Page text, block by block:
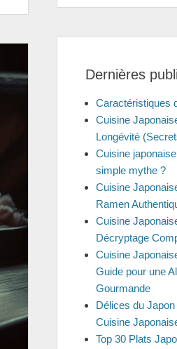
Dernières
Caractéristiques
Cuisine
Longévité
Cuisine
simple mythe ?
Cuisine
Ramen
Cuisine
Décryptage
Cuisine
Guide pour une
Gourmande
Délices du Japon
Cuisine
Top 30 Plats